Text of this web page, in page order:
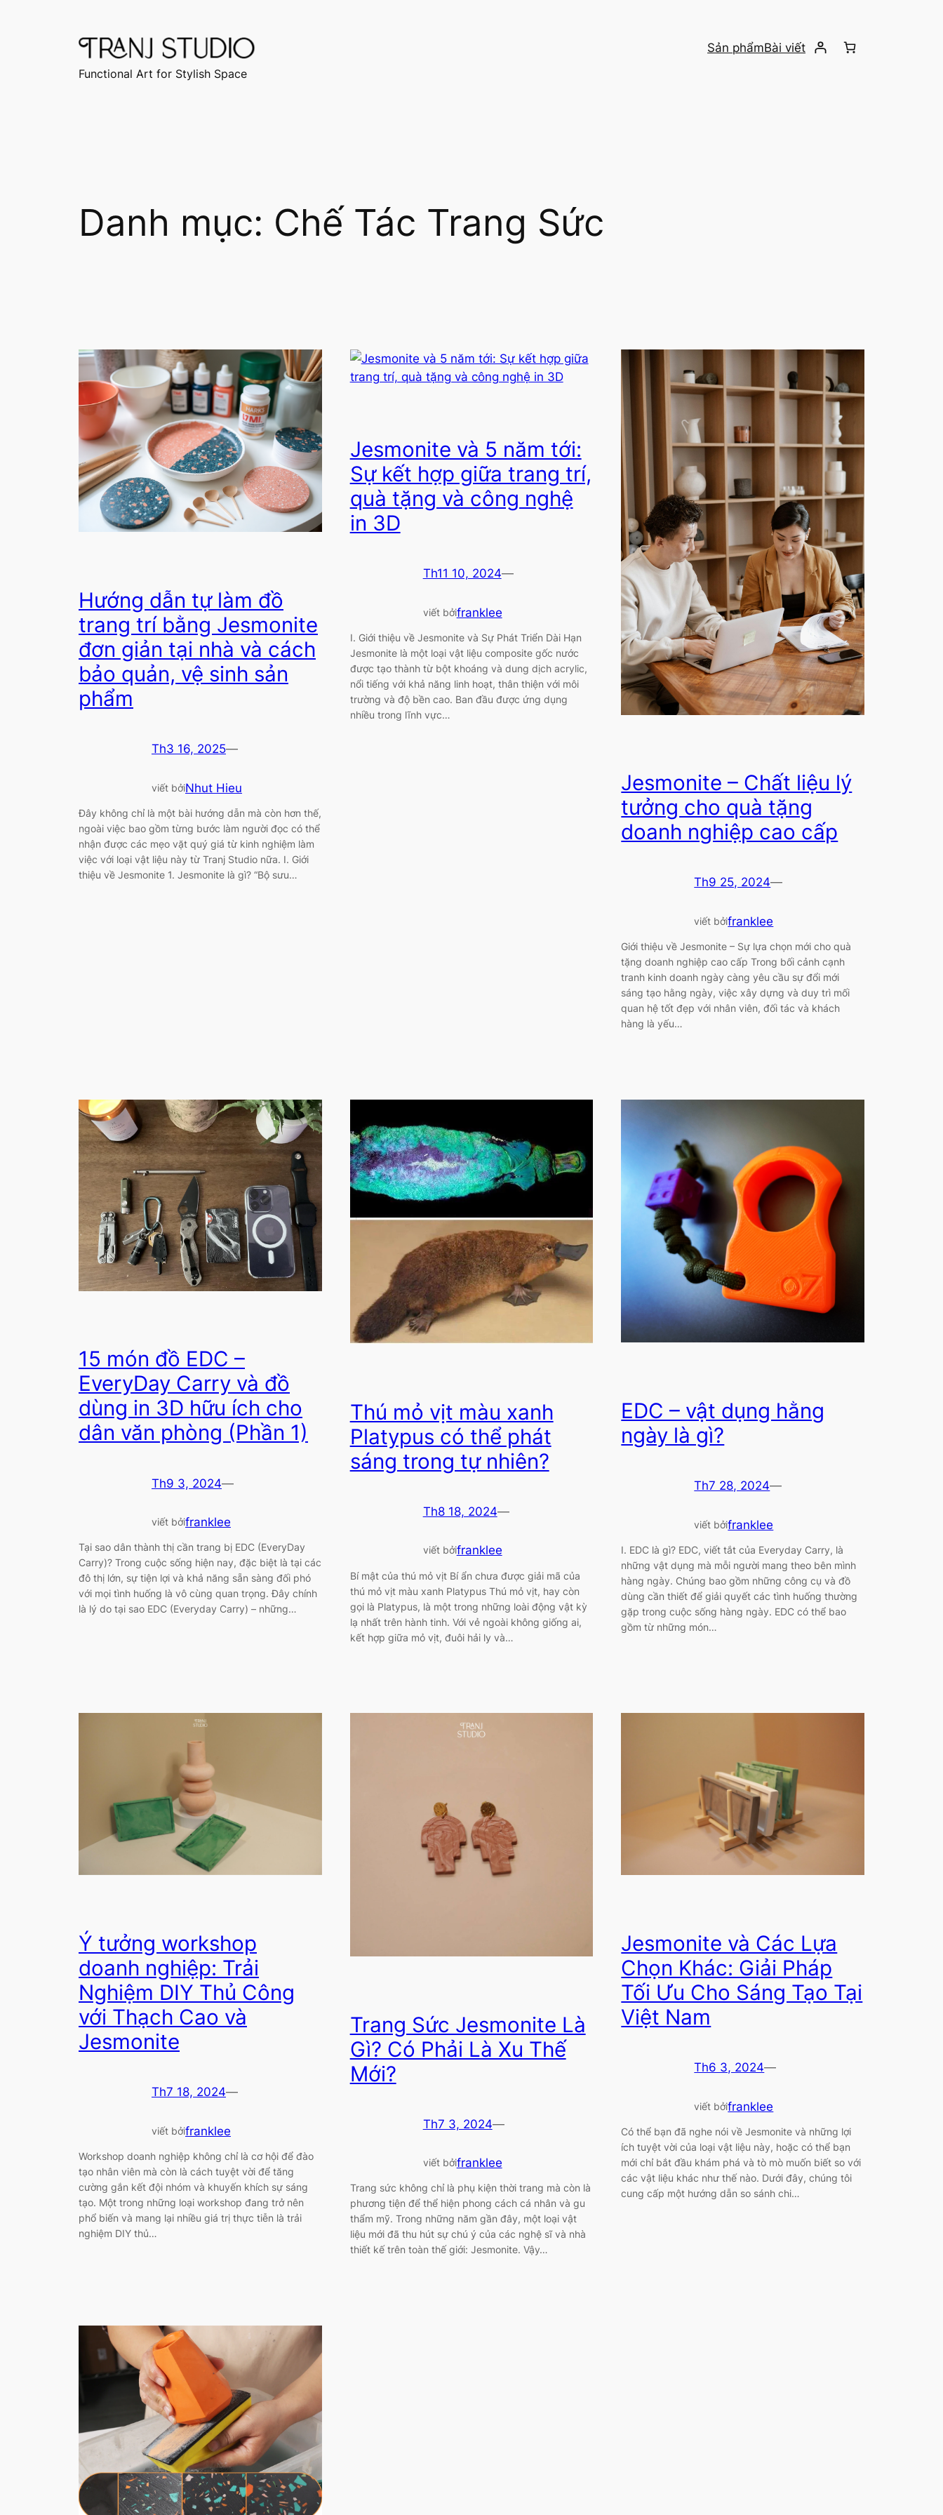
Sản phẩmBài viết
Functional Art for Stylish Space
Danh mục: Chế Tác Trang Sức
Hướng dẫn tự làm đồ
trang trí bằng Jesmonite
đơn giản tại nhà và cách
bảo quản, vệ sinh sản
phẩm
Th3 16, 2025—
viết bởiNhut Hieu
Đây không chỉ là một bài hướng dẫn mà còn hơn thế,
ngoài việc bao gồm từng bước làm người đọc có thể
nhận được các mẹo vặt quý giá từ kinh nghiệm làm
việc với loại vật liệu này từ Tranj Studio nữa. I. Giới
thiệu về Jesmonite 1. Jesmonite là gì? “Bộ sưu…
Jesmonite và 5 năm tới:
Sự kết hợp giữa trang trí,
quà tặng và công nghệ
in 3D
Th11 10, 2024—
viết bởifranklee
I. Giới thiệu về Jesmonite và Sự Phát Triển Dài Hạn
Jesmonite là một loại vật liệu composite gốc nước
được tạo thành từ bột khoáng và dung dịch acrylic,
nổi tiếng với khả năng linh hoạt, thân thiện với môi
trường và độ bền cao. Ban đầu được ứng dụng
nhiều trong lĩnh vực…
Jesmonite – Chất liệu lý
tưởng cho quà tặng
doanh nghiệp cao cấp
Th9 25, 2024—
viết bởifranklee
Giới thiệu về Jesmonite – Sự lựa chọn mới cho quà
tặng doanh nghiệp cao cấp Trong bối cảnh cạnh
tranh kinh doanh ngày càng yêu cầu sự đổi mới
sáng tạo hằng ngày, việc xây dựng và duy trì mối
quan hệ tốt đẹp với nhân viên, đối tác và khách
hàng là yếu…
15 món đồ EDC –
EveryDay Carry và đồ
dùng in 3D hữu ích cho
dân văn phòng (Phần 1)
Th9 3, 2024—
viết bởifranklee
Tại sao dân thành thị cần trang bị EDC (EveryDay
Carry)? Trong cuộc sống hiện nay, đặc biệt là tại các
đô thị lớn, sự tiện lợi và khả năng sẵn sàng đối phó
với mọi tình huống là vô cùng quan trọng. Đây chính
là lý do tại sao EDC (Everyday Carry) – những…
Thú mỏ vịt màu xanh
Platypus có thể phát
sáng trong tự nhiên?
Th8 18, 2024—
viết bởifranklee
Bí mật của thú mỏ vịt Bí ẩn chưa được giải mã của
thú mỏ vịt màu xanh Platypus Thú mỏ vịt, hay còn
gọi là Platypus, là một trong những loài động vật kỳ
lạ nhất trên hành tinh. Với vẻ ngoài không giống ai,
kết hợp giữa mỏ vịt, đuôi hải ly và…
EDC – vật dụng hằng
ngày là gì?
Th7 28, 2024—
viết bởifranklee
I. EDC là gì? EDC, viết tắt của Everyday Carry, là
những vật dụng mà mỗi người mang theo bên mình
hàng ngày. Chúng bao gồm những công cụ và đồ
dùng cần thiết để giải quyết các tình huống thường
gặp trong cuộc sống hàng ngày. EDC có thể bao
gồm từ những món…
Ý tưởng workshop
doanh nghiệp: Trải
Nghiệm DIY Thủ Công
với Thạch Cao và
Jesmonite
Th7 18, 2024—
viết bởifranklee
Workshop doanh nghiệp không chỉ là cơ hội để đào
tạo nhân viên mà còn là cách tuyệt vời để tăng
cường gắn kết đội nhóm và khuyến khích sự sáng
tạo. Một trong những loại workshop đang trở nên
phổ biến và mang lại nhiều giá trị thực tiễn là trải
nghiệm DIY thủ…
Trang Sức Jesmonite Là
Gì? Có Phải Là Xu Thế
Mới?
Th7 3, 2024—
viết bởifranklee
Trang sức không chỉ là phụ kiện thời trang mà còn là
phương tiện để thể hiện phong cách cá nhân và gu
thẩm mỹ. Trong những năm gần đây, một loại vật
liệu mới đã thu hút sự chú ý của các nghệ sĩ và nhà
thiết kế trên toàn thế giới: Jesmonite. Vậy…
Jesmonite và Các Lựa
Chọn Khác: Giải Pháp
Tối Ưu Cho Sáng Tạo Tại
Việt Nam
Th6 3, 2024—
viết bởifranklee
Có thể bạn đã nghe nói về Jesmonite và những lợi
ích tuyệt vời của loại vật liệu này, hoặc có thể bạn
mới chỉ bắt đầu khám phá và tò mò muốn biết so với
các vật liệu khác như thế nào. Dưới đây, chúng tôi
cung cấp một hướng dẫn so sánh chi…